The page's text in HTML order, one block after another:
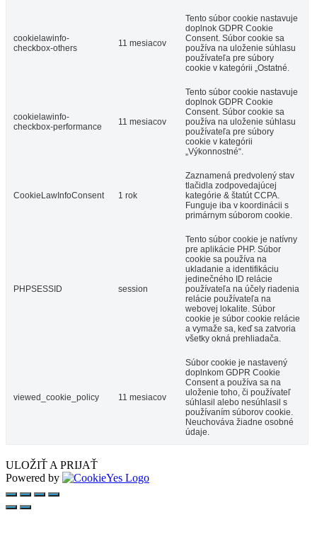
cookielawinfo-
checkbox-others
11 mesiacov
Tento súbor cookie nastavuje
doplnok GDPR Cookie
Consent. Súbor cookie sa
používa na uloženie súhlasu
používateľa pre súbory
cookie v kategórii „Ostatné.
cookielawinfo-
checkbox-performance
11 mesiacov
Tento súbor cookie nastavuje
doplnok GDPR Cookie
Consent. Súbor cookie sa
používa na uloženie súhlasu
používateľa pre súbory
cookie v kategórii
„Výkonnostné“.
CookieLawInfoConsent 1 rok
Zaznamená predvolený stav
tlačidla zodpovedajúcej
kategórie & štatút CCPA.
Funguje iba v koordinácii s
primárnym súborom cookie.
PHPSESSID session
Tento súbor cookie je natívny
pre aplikácie PHP. Súbor
cookie sa používa na
ukladanie a identifikáciu
jedinečného ID relácie
používateľa na účely riadenia
relácie používateľa na
webovej lokalite. Súbor
cookie je súbor cookie relácie
a vymaže sa, keď sa zatvoria
všetky okná prehliadača.
viewed_cookie_policy 11 mesiacov
Súbor cookie je nastavený
doplnkom GDPR Cookie
Consent a používa sa na
uloženie toho, či používateľ
súhlasil alebo nesúhlasil s
používaním súborov cookie.
Neuchováva žiadne osobné
údaje.
ULOŽIŤ A PRIJAŤ
Powered by